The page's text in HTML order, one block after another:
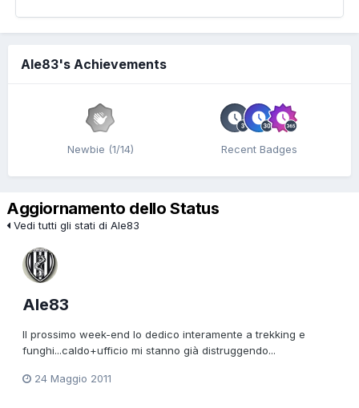
Ale83's Achievements
Newbie (1/14) Recent Badges
Aggiornamento dello Status
Vedi tutti gli stati di Ale83
Ale83
Il prossimo week-end lo dedico interamente a trekking e
funghi...caldo+ufficio mi stanno già distruggendo...
24 Maggio 2011